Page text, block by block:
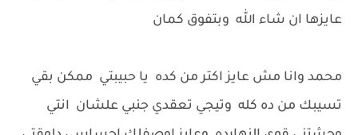
عايزها ان شاء الله وبتفوق كمان
محمد وانا مش عايز اكتر من كده يا حبيبتي ممكن بقي
تسيبك من ده كله وتيجي تعقدي جنبي علشان انتي